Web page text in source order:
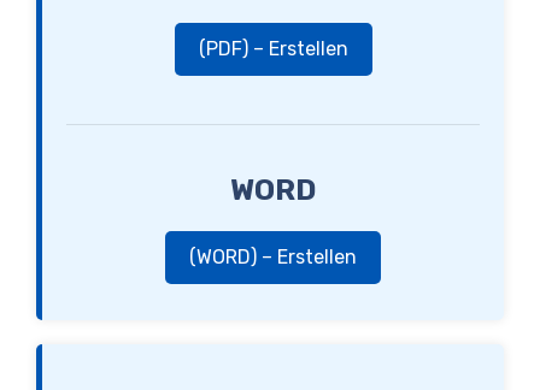
(PDF) – Erstellen
WORD
(WORD) – Erstellen